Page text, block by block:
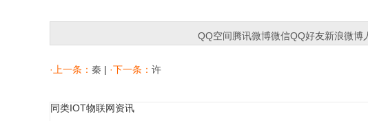
QQ空间腾讯微博微信QQ好友新浪微博
·上一条： 秦 | ·下一条： 许
同类IOT物联网资讯